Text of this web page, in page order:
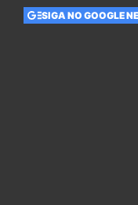
SIGA NO GOOGLE